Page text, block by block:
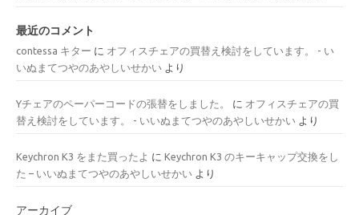
最近のコメント
contessa キター に オフィスチェアの買替え検討をしています。 - い
いぬまてつやのあやしいせかい より
Yチェアのペーパーコードの張替をしました。 に オフィスチェアの買
替え検討をしています。 - いいぬまてつやのあやしいせかい より
Keychron K3 をまた買ったよ に Keychron K3 のキーキャップ交換をし
た – いいぬまてつやのあやしいせかい より
アーカイブ